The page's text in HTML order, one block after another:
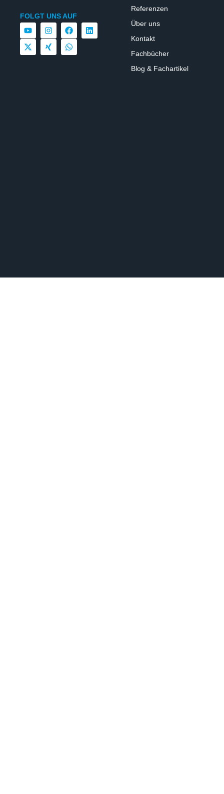
FOLGT UNS AUF
Referenzen
Über uns
Kontakt
Fachbücher
Blog & Fachartikel